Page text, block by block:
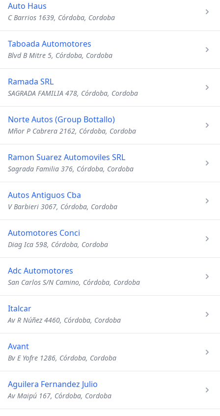
Auto Haus
C Barrios 1639, Córdoba, Cordoba
Taboada Automotores
Blvd B Mitre 5, Córdoba, Cordoba
Ramada SRL
SAGRADA FAMILIA 478, Córdoba, Cordoba
Norte Autos (Group Bottallo)
Mñor P Cabrera 2162, Córdoba, Cordoba
Ramon Suarez Automoviles SRL
Sagrada Familia 376, Córdoba, Cordoba
Autos Antiguos Cba
V Barbieri 3067, Córdoba, Cordoba
Automotores Conci
Diag Ica 598, Córdoba, Cordoba
Adc Automotores
San Carlos S/N Camino, Córdoba, Cordoba
Italcar
Av R Núñez 4460, Córdoba, Cordoba
Avant
Bv E Yofre 1286, Córdoba, Cordoba
Aguilera Fernandez Julio
Av Maipú 167, Córdoba, Cordoba